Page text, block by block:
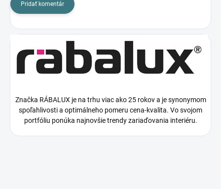
Pridať komentár
Značka RÁBALUX je na trhu viac ako 25 rokov a je synonymom
spoľahlivosti a optimálneho pomeru cena-kvalita. Vo svojom
portfóliu ponúka najnovšie trendy zariaďovania interiéru.